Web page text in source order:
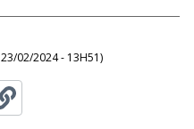
23/02/2024 - 13H51)